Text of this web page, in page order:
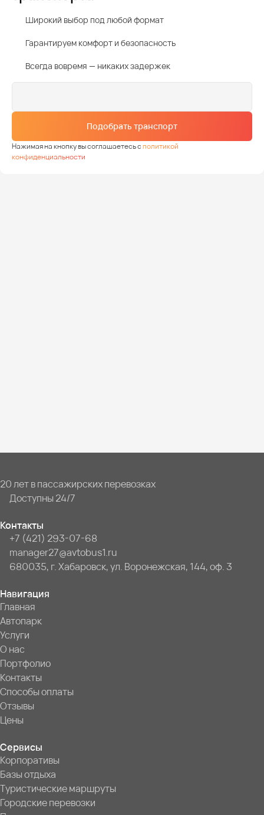
Широкий выбор под любой формат
Гарантируем комфорт и безопасность
Всегда вовремя — никаких задержек
Подобрать транспорт
Нажимая на кнопку вы соглашаетесь сполитикой
конфиденциальности
20 лет в пассажирских перевозках
Доступны 24/7
Контакты
+7 (421) 293-07-68
manager27@avtobus1.ru
680035, г. Хабаровск, ул. Воронежская, 144, оф. 3
Навигация
Главная
Автопарк
Услуги
О нас
Портфолио
Контакты
Способы оплаты
Отзывы
Цены
Сервисы
Корпоративы
Базы отдыха
Туристические маршруты
Городские перевозки